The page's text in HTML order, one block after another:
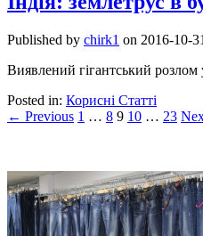
Published by chirk1 on 2016-10-31
Виявлений гігантський розлом
Posted in: Корисні Статті
← Previous 1 … 8 9 10 … 23